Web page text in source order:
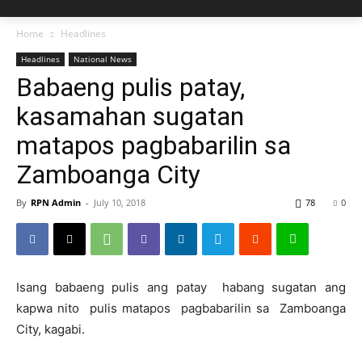
Home Headlines
Headlines National News
Babaeng pulis patay,
kasamahan sugatan
matapos pagbabarilin sa
Zamboanga City
By RPN Admin - July 10, 2018 0
78
Isang babaeng pulis ang patay habang sugatan ang
kapwa nito pulis matapos pagbabarilin sa Zamboanga
City, kagabi.